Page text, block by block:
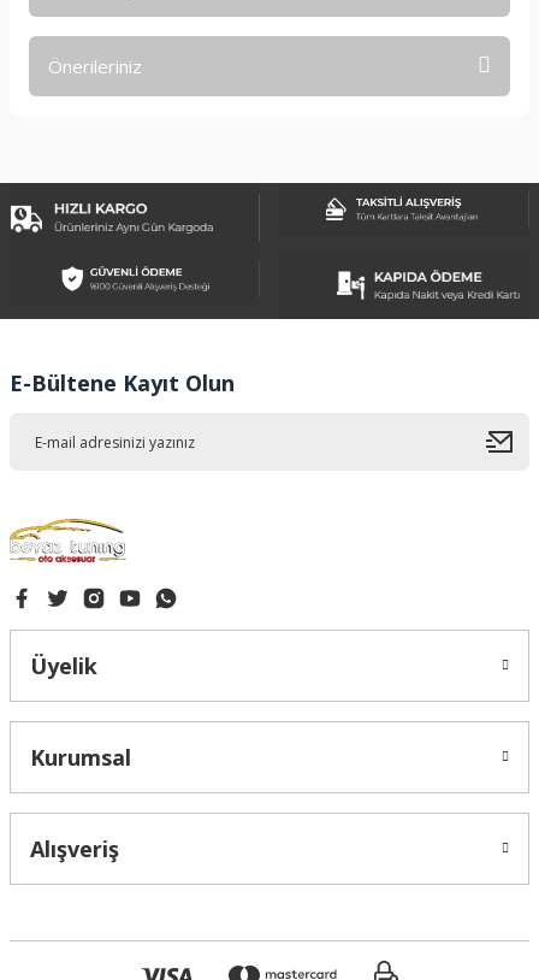
Önerileriniz
Görüş ve önerileriniz için teşekkür ederiz.
Ürün açıklamasında eksik bilgiler bulunuyor.
Ürün bilgilerinde hatalar bulunuyor.
Bu ürüne benzer farklı alternatifler olmalı.
E-Bültene Kayıt Olun
Üyelik
Kurumsal
Alışveriş